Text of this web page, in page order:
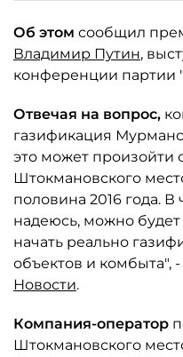
Об этом сообщил
Владимир Путин,
конференции партии "
Отвечая на вопрос,
газификация
это может произойти
Штокмановского
половина 2016 года. В
надеюсь, можно будет
начать реально
объектов и комбыта",
Новости.
Компания-оператор
Штокмановского